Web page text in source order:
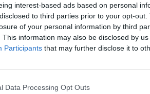
interest-based ads based on personal
to third parties prior to your opt-
of your personal information by third
This information may also be disclosed by
Participants that may further disclose it to
Data Processing Opt Outs
le
è scattata